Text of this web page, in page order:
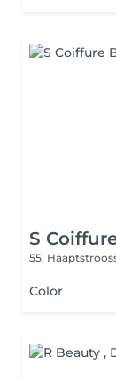
S
55,
Color